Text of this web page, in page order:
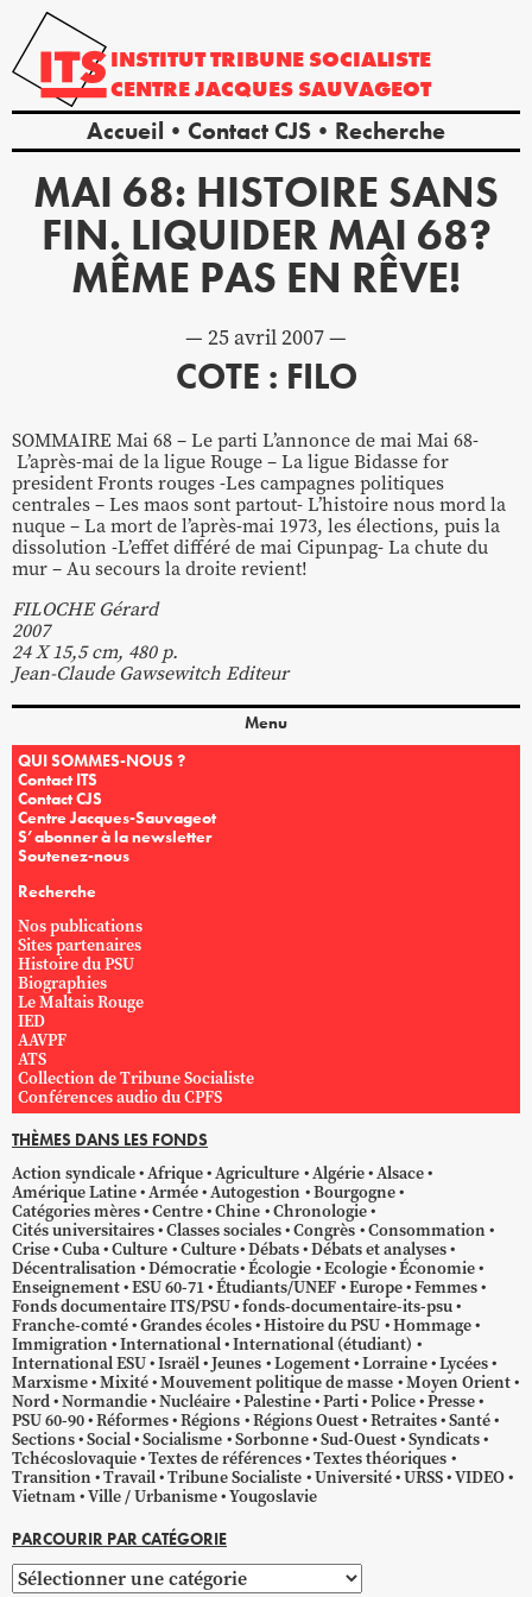
INSTITUTTRIBUNE SOCIALISTE
CENTREJACQUES SAUVAGEOT
Accueil Contact CJS Recherche
MAI 68: HISTOIRE SANS
FIN. LIQUIDER MAI 68?
MÊME PAS EN RÊVE!
25 avril 2007
COTE : FILO
SOMMAIRE Mai 68 – Le parti L’annonce de mai Mai 68-
L’après-mai de la ligue Rouge – La ligue Bidasse for
president Fronts rouges -Les campagnes politiques
centrales – Les maos sont partout- L’histoire nous mord la
nuque – La mort de l’après-mai 1973, les élections, puis la
dissolution -L’effet différé de mai Cipunpag- La chute du
mur – Au secours la droite revient!
FILOCHE Gérard
2007
24 X 15,5 cm, 480 p.
Jean-Claude Gawsewitch Editeur
Menu
QUI SOMMES-NOUS ?
Contact ITS
Contact CJS
Centre Jacques-Sauvageot
S’abonner à la newsletter
Soutenez-nous
Recherche
Nos publications
Sites partenaires
Histoire du PSU
Biographies
Le Maltais Rouge
IED
AAVPF
ATS
Collection de Tribune Socialiste
Conférences audio du CPFS
THÈMES DANS LES FONDS
Action syndicale Afrique Agriculture Algérie Alsace
Amérique Latine Armée Autogestion
Bourgogne
Catégories mères Centre Chine Chronologie
Cités universitaires Classes sociales Congrès Consommation
Crise Cuba Culture Culture Débats Débats et analyses
Décentralisation Démocratie Écologie Ecologie Économie
Enseignement ESU 60-71 Étudiants/UNEF Europe Femmes
Fonds documentaire ITS/PSU fonds-documentaire-its-psu
Franche-comté Grandes écoles Histoire du PSU Hommage
Immigration International International (étudiant)
International ESU Israël Jeunes Logement Lorraine Lycées
Marxisme Mixité Mouvement politique de masse Moyen Orient
Nord Normandie Nucléaire Palestine Parti Police Presse
PSU 60-90 Réformes Régions Régions Ouest Retraites Santé
Sections Social Socialisme Sorbonne Sud-Ouest Syndicats
Tchécoslovaquie Textes de références Textes théoriques
Transition Travail Tribune Socialiste Université URSS VIDEO
Vietnam Ville / Urbanisme Yougoslavie
PARCOURIR PAR CATÉGORIE
Parcourir